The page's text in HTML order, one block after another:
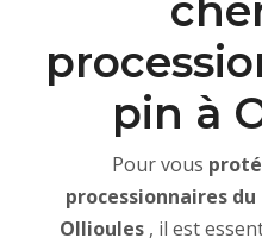
pin à
Pour vous
processionnaires
Ollioules , il est